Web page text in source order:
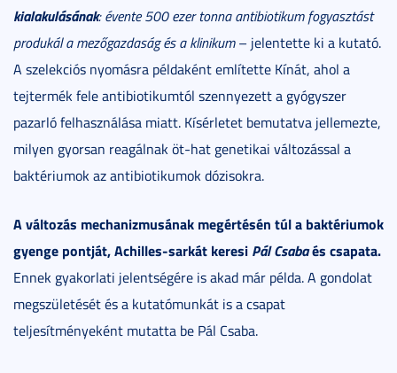
kialakulásának: évente 500 ezer tonna antibiotikum fogyasztást
produkál a mezőgazdaság és a klinikum– jelentette ki a kutató.
A szelekciós nyomásra példaként említette Kínát, ahol a
tejtermék fele antibiotikumtól szennyezett a gyógyszer
pazarló felhasználása miatt. Kísérletet bemutatva jellemezte,
milyen gyorsan reagálnak öt-hat genetikai változással a
baktériumok az antibiotikumok dózisokra.
A változás mechanizmusának megértésén túl a baktériumok
gyenge pontját, Achilles-sarkát keresi Pál Csabaés csapata.
Ennek gyakorlati jelentségére is akad már példa. A gondolat
megszületését és a kutatómunkát is a csapat
teljesítményeként mutatta be Pál Csaba.